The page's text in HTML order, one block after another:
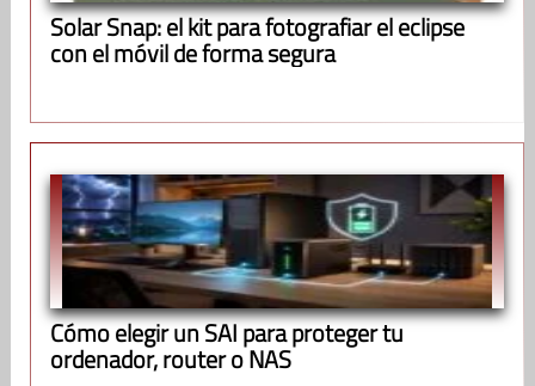
Solar Snap: el kit para fotografiar el eclipse
con el móvil de forma segura
Cómo elegir un SAI para proteger tu
ordenador, router o NAS